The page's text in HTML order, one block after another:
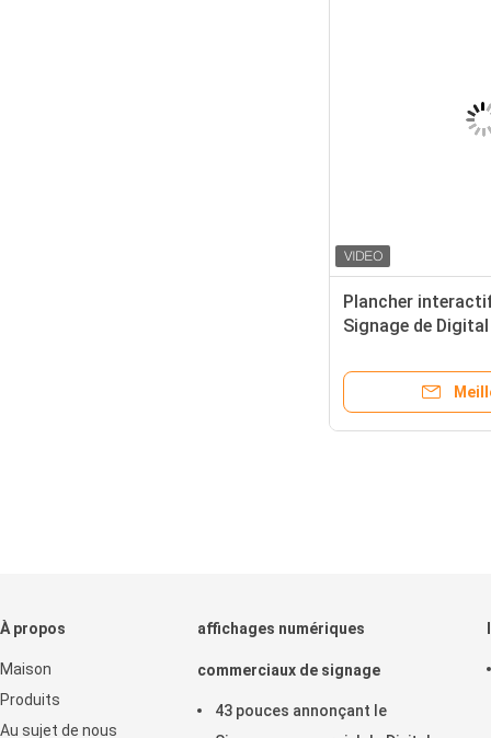
Plancher
Signage de
À propos
Maison
Produits
Au sujet de nous
affichages numériques
commerciaux de signage
43 pouces annonçant le